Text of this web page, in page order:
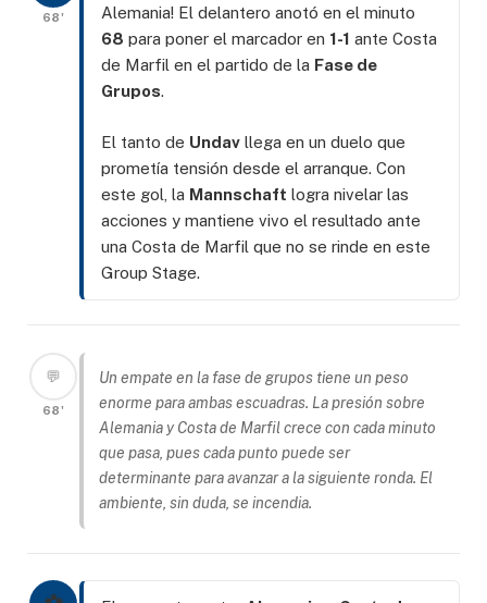
68'
Alemania! El delantero anotó en el minuto
68 para poner el marcador en 1-1 ante Costa
de Marfil en el partido de la Fase de
Grupos.
El tanto de Undav llega en un duelo que
prometía tensión desde el arranque. Con
este gol, la Mannschaft logra nivelar las
acciones y mantiene vivo el resultado ante
una Costa de Marfil que no se rinde en este
Group Stage.
💬
68'
Un empate en la fase de grupos tiene un peso
enorme para ambas escuadras. La presión sobre
Alemania y Costa de Marfil crece con cada minuto
que pasa, pues cada punto puede ser
determinante para avanzar a la siguiente ronda. El
ambiente, sin duda, se incendia.